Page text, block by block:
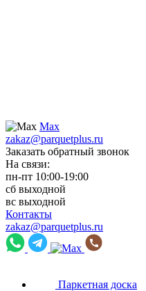
Max
zakaz@parquetplus.ru
Заказать обратный звонок
На связи:
пн-пт 10:00-19:00
сб выходной
вс выходной
Контакты
zakaz@parquetplus.ru
Паркетная доска